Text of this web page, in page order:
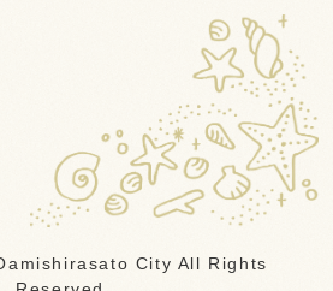
City All Rights